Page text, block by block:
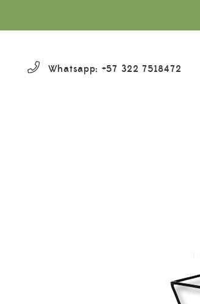
Whatsapp: +57 322 7518472